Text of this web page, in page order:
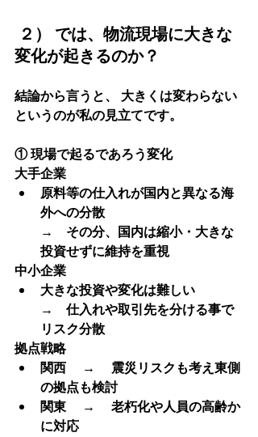
変化が起きるのか？
結論から言うと、 大きくは変わらない
というのが私の見立てです。
① 現場で起るであろう変化
大手企業
原料等の仕入れが国内と異なる海
外への分散
→　その分、国内は縮小・大きな
投資せずに維持を重視
中小企業
大きな投資や変化は難しい
→　仕入れや取引先を分ける事で
リスク分散
拠点戦略
関西 　→ 　震災リスクも考え東側
の拠点も検討
関東 　→ 　老朽化や人員の高齢か
に対応